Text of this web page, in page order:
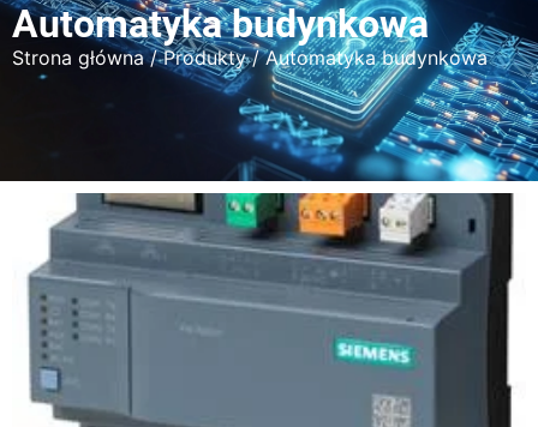
Automatyka budynkowa
Strona główna/Produkty/ Automatyka budynkowa